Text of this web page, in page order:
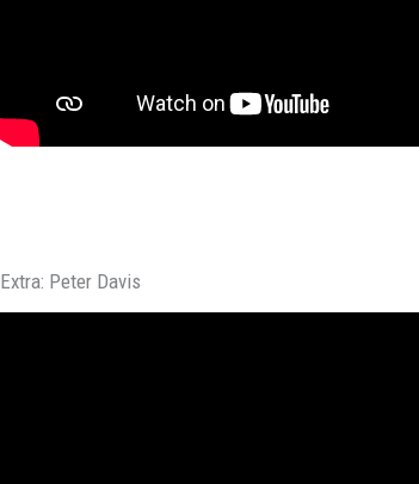
Extra: Peter Davis